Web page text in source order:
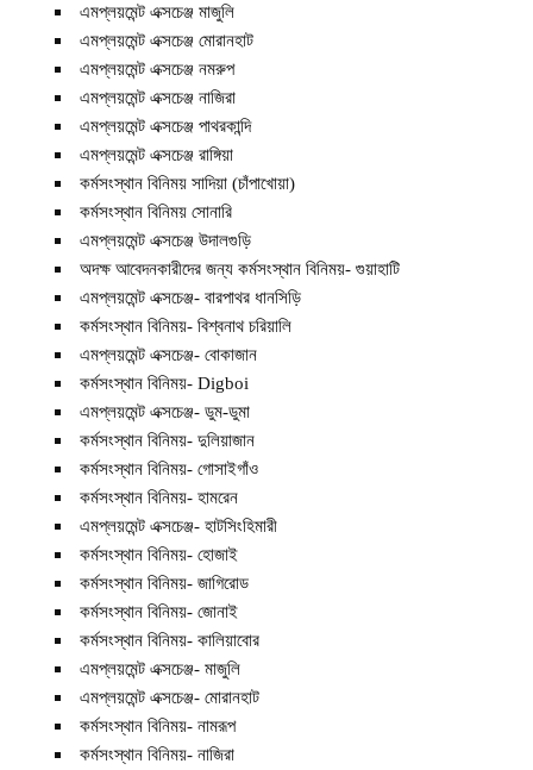
এমপ্লয়মেন্ট এক্সচেঞ্জ মাজুলি
এমপ্লয়মেন্ট এক্সচেঞ্জ মোরানহাট
এমপ্লয়মেন্ট এক্সচেঞ্জ নমরুপ
এমপ্লয়মেন্ট এক্সচেঞ্জ নাজিরা
এমপ্লয়মেন্ট এক্সচেঞ্জ পাথরকান্দি
এমপ্লয়মেন্ট এক্সচেঞ্জ রাঙ্গিয়া
কর্মসংস্থান বিনিময় সাদিয়া (চাঁপাখোয়া)
কর্মসংস্থান বিনিময় সোনারি
এমপ্লয়মেন্ট এক্সচেঞ্জ উদালগুড়ি
অদক্ষ আবেদনকারীদের জন্য কর্মসংস্থান বিনিময়- গুয়াহাটি
এমপ্লয়মেন্ট এক্সচেঞ্জ- বারপাথর ধানসিড়ি
কর্মসংস্থান বিনিময়- বিশ্বনাথ চরিয়ালি
এমপ্লয়মেন্ট এক্সচেঞ্জ- বোকাজান
কর্মসংস্থান বিনিময়- Digboi
এমপ্লয়মেন্ট এক্সচেঞ্জ- ডুম-ডুমা
কর্মসংস্থান বিনিময়- দুলিয়াজান
কর্মসংস্থান বিনিময়- গোসাইগাঁও
কর্মসংস্থান বিনিময়- হামরেন
এমপ্লয়মেন্ট এক্সচেঞ্জ- হাটসিংহিমারী
কর্মসংস্থান বিনিময়- হোজাই
কর্মসংস্থান বিনিময়- জাগিরোড
কর্মসংস্থান বিনিময়- জোনাই
কর্মসংস্থান বিনিময়- কালিয়াবোর
এমপ্লয়মেন্ট এক্সচেঞ্জ- মাজুলি
এমপ্লয়মেন্ট এক্সচেঞ্জ- মোরানহাট
কর্মসংস্থান বিনিময়- নামরূপ
কর্মসংস্থান বিনিময়- নাজিরা